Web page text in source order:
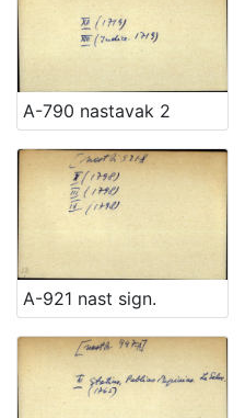
A-790 nastavak 2
A-921 nast sign.